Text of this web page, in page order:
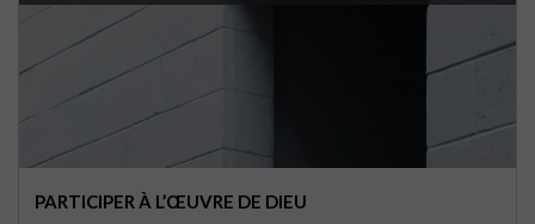
PARTICIPER À L’ŒUVRE DE DIEU